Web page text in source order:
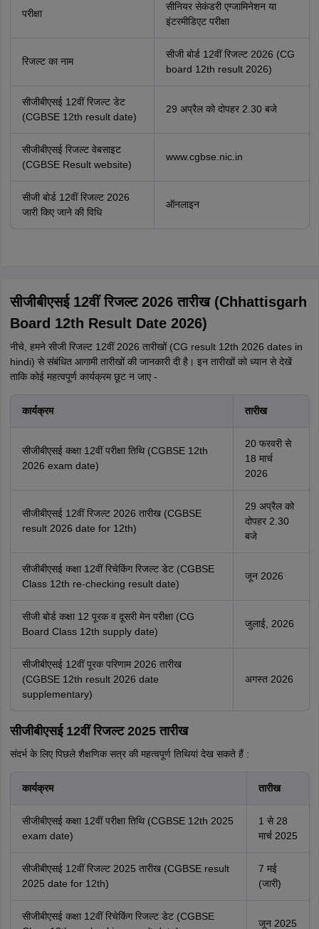
परीक्षा
सीनियर सेकंडरी एग्जामिनेशन या
इंटरमीडिएट परीक्षा
रिजल्ट का नाम
सीजी बोर्ड 12वीं रिजल्ट 2026 (CG
board 12th result 2026)
सीजीबीएसई 12वीं रिजल्ट डेट
(CGBSE 12th result date)
29 अप्रैल को दोपहर 2.30 बजे
सीजीबीएसई रिजल्ट वेबसाइट
(CGBSE Result website)
www.cgbse.nic.in
सीजी बोर्ड 12वीं रिजल्ट 2026
जारी किए जाने की विधि
ऑनलाइन
सीजीबीएसई 12वीं रिजल्ट 2026 तारीख (Chhattisgarh
Board 12th Result Date 2026)
नीचे, हमने सीजी रिजल्ट 12वीं 2026 तारीखों (CG result 12th 2026 dates in
hindi) से संबंधित आगामी तारीखों की जानकारी दी है। इन तारीखों को ध्यान से देखें
ताकि कोई महत्वपूर्ण कार्यक्रम छूट न जाए -
कार्यक्रम तारीख
सीजीबीएसई कक्षा 12वीं परीक्षा तिथि (CGBSE 12th
2026 exam date)
20 फरवरी से
18 मार्च
2026
सीजीबीएसई 12वीं रिजल्ट 2026 तारीख (CGBSE
result 2026 date for 12th)
29 अप्रैल को
दोपहर 2.30
बजे
सीजीबीएसई कक्षा 12वीं रिचेकिंग रिजल्ट डेट (CGBSE
Class 12th re-checking result date)
जून 2026
सीजी बोर्ड कक्षा 12 पूरक व दूसरी मेन परीक्षा (CG
Board Class 12th supply date)
जुलाई, 2026
सीजीबीएसई 12वीं पूरक परिणाम 2026 तारीख
(CGBSE 12th result 2026 date
supplementary)
अगस्त 2026
सीजीबीएसई 12वीं रिजल्ट 2025 तारीख
संदर्भ के लिए पिछले शैक्षणिक सत्र की महत्वपूर्ण तिथियां देख सकते हैं :
कार्यक्रम तारीख
सीजीबीएसई कक्षा 12वीं परीक्षा तिथि (CGBSE 12th 2025
exam date)
1 से 28
मार्च 2025
सीजीबीएसई 12वीं रिजल्ट 2025 तारीख (CGBSE result
2025 date for 12th)
7 मई
(जारी)
सीजीबीएसई कक्षा 12वीं रिचेकिंग रिजल्ट डेट (CGBSE
जून 2025